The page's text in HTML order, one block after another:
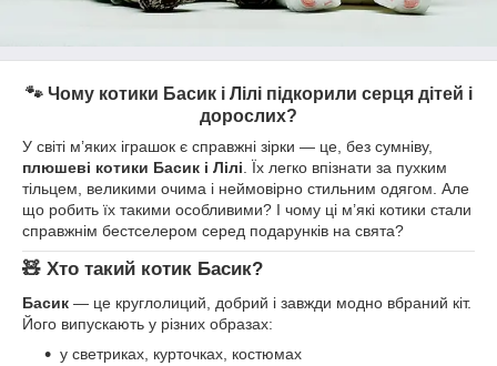
🐾 Чому котики Басик і Лілі підкорили серця дітей і
дорослих?
У світі м’яких іграшок є справжні зірки — це, без сумніву,
плюшеві котики Басик і Лілі . Їх легко впізнати за пухким
тільцем, великими очима і неймовірно стильним одягом. Але
що робить їх такими особливими? І чому ці м’які котики стали
справжнім бестселером серед подарунків на свята?
🧸 Хто такий котик Басик?
Басик — це круглолиций, добрий і завжди модно вбраний кіт.
Його випускають у різних образах:
у светриках, курточках, костюмах